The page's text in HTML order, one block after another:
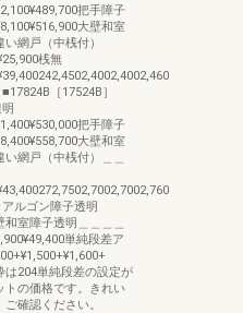
把手障子
大壁和室
網戸（中桟付）
桟無
［17524B］
把手障子
大壁和室
網戸（中桟付）＿＿
ルゴン障子透明
室障子透明＿＿＿＿
単純段差ア
は204単純段差の設定が
トの価格です。きれい
確認ください。